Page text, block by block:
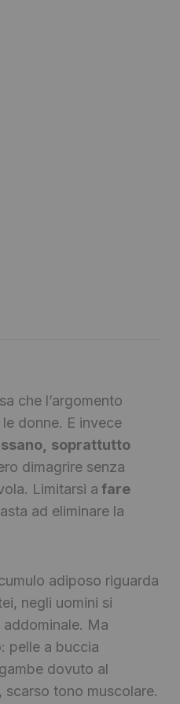
che l’argomento
donne. E invece
soprattutto
dimagrire senza
Limitarsi a fare
ad eliminare la
adiposo riguarda
negli uomini si
Ma
pelle a buccia
dovuto al
tono muscolare.